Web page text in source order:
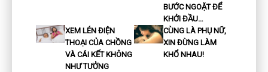
BƯỚC NGOẶT ĐỂ
KHỞI ĐẦU…
XEM LÉN ĐIỆN
THOẠI CỦA CHỒNG
VÀ CÁI KẾT KHÔNG
NHƯ TƯỞNG
CÙNG LÀ PHỤ NỮ,
XIN ĐỪNG LÀM
KHỔ NHAU!